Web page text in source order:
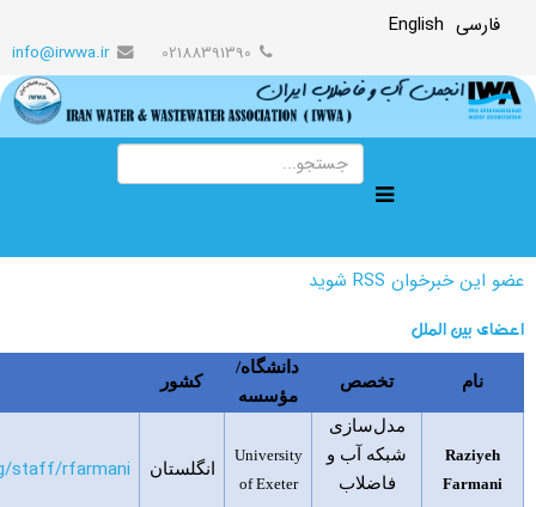
فارسی English
info@irwwa.ir
عضو این خبرخوان RSS شوید
اعضای بین الملل
نام تخصص
دانشگاه/
مؤسسه
کشور
Raziyeh
Farmani
مدل‌سازی
شبکه آب و
فاضلاب
University
of Exeter
انگلستان staff/rfarmani